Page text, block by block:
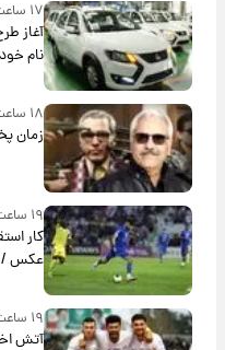
۱۷ ساعت پیش
آغاز
نام
سود
۱۸ ساعت پیش
زمان
۱۹ ساعت پیش
کار
عکس /
۱۹ ساعت پیش
آتش